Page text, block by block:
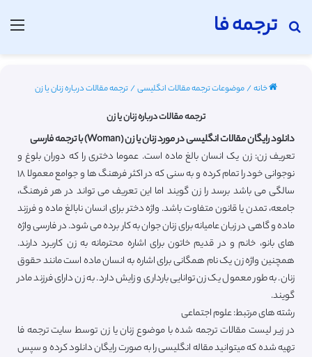
ترجمه فا
جستجو برای
خانه/موضوعات ترجمه مقالات انگلیسی/ترجمه مقالات درباره زنان یا زن
ترجمه مقالات درباره زنان یا زن
دانلود رایگان مقالات انگلیسی در مورد زنان یا زن (Woman) با ترجمه فارسی
تعریف زن: زن یک انسان بالغ ماده است. عموما دختری را که دوران بلوغ و
نوجوانی خود را تمام کرده و به سنی که در اکثر فرهنگ ها و جوامع معمولا ۱۸
سالگی می باشد برسد را زن گویند اما این تعریف می تواند در هر فرهنگ،
جامعه، تمدن یا قانون متفاوت باشد. واژه دختر برای انسان نابالغ ماده و فرزند
ماده و گاهی در زبان عامیانه برای زنان جوان به کار برده می شود. در فارسی واژه
های بانو، خانم و در قدیم خاتون برای اشاره محترمانه به زن کاربرد دارند.
همچنین واژه زن یک نام همگانی برای اشاره به انسان ماده است مانند حقوق
زنان. به طور معمول یک زن توانایی بارداری و زایش دارد. به زن دارای فرزند مادر
گویند.
رشته های مرتبط: علوم اجتماعی
در زیر لیست مقالات ترجمه شده با موضوع زنان یا زن توسط سایت ترجمه فا
تهیه شده که میتوانید مقاله انگلیسی را به صورت رایگان دانلود کرده و سپس